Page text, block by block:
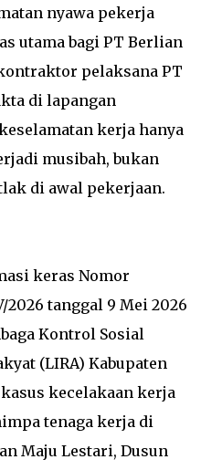
nyawa pekerja
utama bagi PT Berlian
pelaksana PT
di lapangan
kerja hanya
musibah, bukan
di awal pekerjaan.
keras Nomor
2026 tanggal 9 Mei 2026
Kontrol Sosial
(LIRA) Kabupaten
kecelakaan kerja
tenaga kerja di
Maju Lestari, Dusun